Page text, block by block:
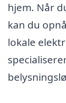
hjem. Når
kan du
lokale